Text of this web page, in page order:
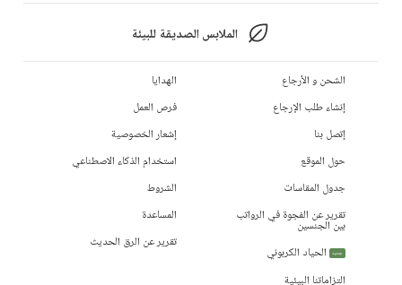
الملابس الصديقة للبيئة
الشحن و الأرجاع
إنشاء طلب الإرجاع
إتصل بنا
حول الموقع
جدول المقاسات
تقرير عن الفجوة في الرواتب
بين الجنسين
جديد
الحياد الكربوني
التزاماتنا البيئية
الهدايا
فرص العمل
إشعار الخصوصية
استخدام الذكاء الاصطناعي
الشروط
المساعدة
تقرير عن الرق الحديث